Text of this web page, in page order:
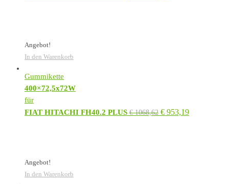
Angebot!
In den Warenkorb
Gummikette
400×72,5x72W
für
FIAT HITACHI FH40.2 PLUS €1068,62 € 953,19
Angebot!
In den Warenkorb